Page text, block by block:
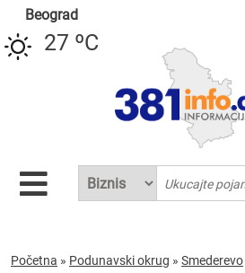
Beograd
27 ºC
Početna » Podunavski okrug » Smederevo